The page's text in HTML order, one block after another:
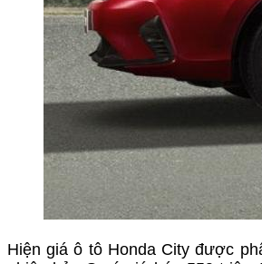
Hiện giá ô tô Honda City được